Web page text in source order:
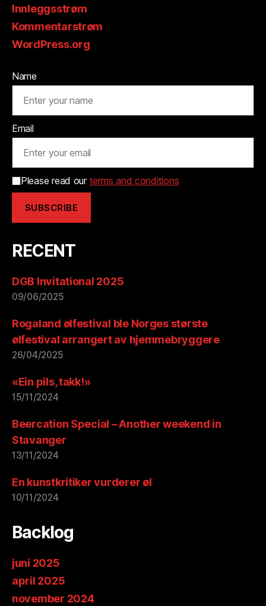
Innleggsstrøm
Kommentarstrøm
WordPress.org
Name
Email
Please read our terms and conditions
RECENT
DGB Invitational 2025
09/06/2025
Rogaland ølfestival ble Norges største
ølfestival arrangert av hjemmebryggere
26/04/2025
«Ein pils, takk!»
15/11/2024
Beercation Special – Another weekend in
Stavanger
13/11/2024
En kunstkritiker vurderer øl
10/11/2024
Backlog
juni 2025
april 2025
november 2024